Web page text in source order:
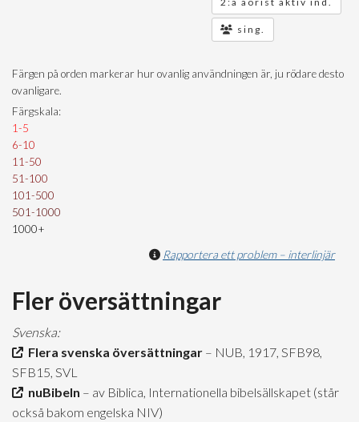
sing.
Färgen på orden markerar hur ovanlig användningen är, ju rödare desto
ovanligare.
Färgskala:
1-5
6-10
11-50
51-100
101-500
501-1000
1000+
Rapportera ett problem – interlinjär
Fler översättningar
Svenska:
Flera svenska översättningar – NUB, 1917, SFB98,
SFB15, SVL
nuBibeln – av Biblica, Internationella bibelsällskapet (står
också bakom engelska NIV)